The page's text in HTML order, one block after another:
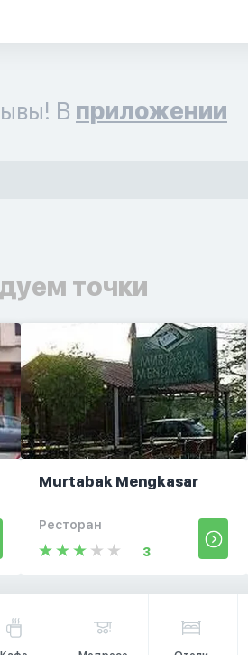
В приложении
точки
Murtabak Mengkasar
Ресторан
3